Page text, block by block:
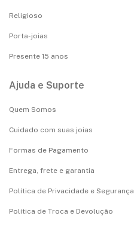
Religioso
Porta-joias
Presente 15 anos
Ajuda e Suporte
Quem Somos
Cuidado com suas joias
Formas de Pagamento
Entrega, frete e garantia
Política de Privacidade e Segurança
Política de Troca e Devolução